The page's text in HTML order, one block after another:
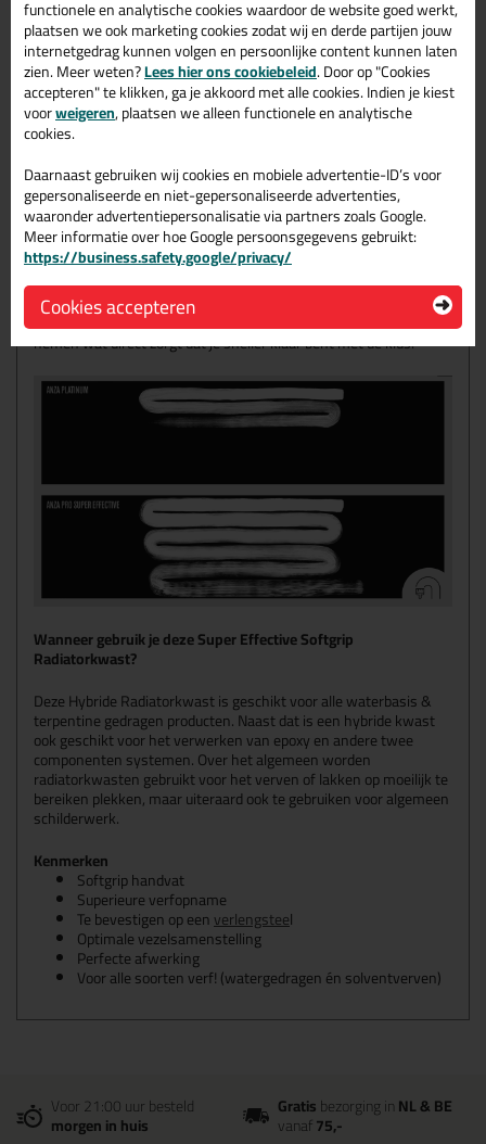
garandeert dan weer een perfecte afwerking. Een groot voordeel
aan deze nieuwe softgrip radiatorkwast is dat hij op een
verlengsteel is te bevestigen.
SOFT GRIP
Wat professionele schilders met een verfborstel kunnen, doet
niemand hen zomaar na. Hoewel het een zware job is, geven
schilders iedere dag het beste van zichzelf. Dit heeft vaak pijnlijke
lichaamsdelen tot gevolg. Anza Pro weet dit en hecht veel belang
aan ergonomie en innovatie. Daarom brengen ze nu deze
ergonomische soft grip-kwasten op de markt.
ANZA PRO SUPER EFFECTIVE
Door de optimale vezelsamenstelling krijgt deze hybride kwast
een superieure verfopname en verdeelt het de verf meer dan
perfect. Dat zorgt ervoor dat je minder vaak verf hoeft op te
nemen wat direct zorgt dat je sneller klaar bent met de klus.
Wanneer gebruik je deze Super Effective Softgrip
Radiatorkwast?
Deze Hybride Radiatorkwast is geschikt voor alle waterbasis &
terpentine gedragen producten. Naast dat is een hybride kwast
ook geschikt voor het verwerken van epoxy en andere twee
componenten systemen. Over het algemeen worden
radiatorkwasten gebruikt voor het verven of lakken op moeilijk te
bereiken plekken, maar uiteraard ook te gebruiken voor algemeen
schilderwerk.
Kenmerken
Softgrip handvat
Superieure verfopname
Te bevestigen op eenverlengsteel
Optimale vezelsamenstelling
Perfecte afwerking
Voor alle soorten verf! (watergedragen én solventverven)
Voor 21:00 uur besteld
morgen in huis
Gratisbezorging inNL & BE
vanaf75,-
functionele en analytische cookies waardoor de website goed werkt,
plaatsen we ook marketing cookies zodat wij en derde partijen jouw
internetgedrag kunnen volgen en persoonlijke content kunnen laten
zien. Meer weten?Lees hier ons cookiebeleid. Door op "Cookies
accepteren" te klikken, ga je akkoord met alle cookies. Indien je kiest
voorweigeren, plaatsen we alleen functionele en analytische
cookies.
Daarnaast gebruiken wij cookies en mobiele advertentie-ID’s voor
gepersonaliseerde en niet-gepersonaliseerde advertenties,
waaronder advertentiepersonalisatie via partners zoals Google.
Meer informatie over hoe Google persoonsgegevens gebruikt:
https://business.safety.google/privacy/
Cookies accepteren